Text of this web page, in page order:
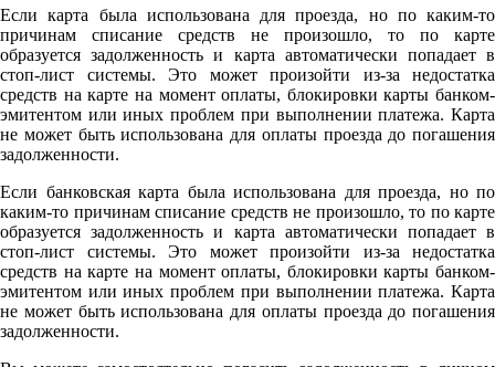
Если карта была использована для проезда, но по каким-то
причинам списание средств не произошло, то по карте
образуется задолженность и карта автоматически попадает в
стоп-лист системы. Это может произойти из-за недостатка
средств на карте на момент оплаты, блокировки карты банком-
эмитентом или иных проблем при выполнении платежа. Карта
не может быть использована для оплаты проезда до погашения
задолженности.
Если банковская карта была использована для проезда, но по
каким-то причинам списание средств не произошло, то по карте
образуется задолженность и карта автоматически попадает в
стоп-лист системы. Это может произойти из-за недостатка
средств на карте на момент оплаты, блокировки карты банком-
эмитентом или иных проблем при выполнении платежа. Карта
не может быть использована для оплаты проезда до погашения
задолженности.